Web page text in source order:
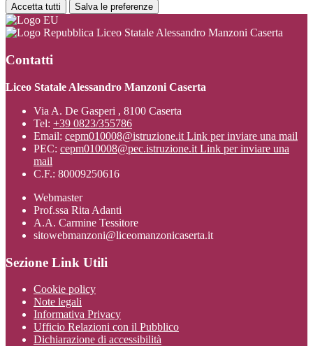
Accetta tutti Salva le preferenze
Liceo Statale Alessandro Manzoni Caserta
Contatti
Liceo Statale Alessandro Manzoni Caserta
Via A. De Gasperi , 8100 Caserta
Tel: +39 0823/355786
Email: cepm010008@istruzione.it Link per inviare una mail
PEC: cepm010008@pec.istruzione.it Link per inviare una
mail
C.F.: 80009250616
Webmaster
Prof.ssa Rita Adanti
A.A. Carmine Tessitore
sitowebmanzoni@liceomanzonicaserta.it
Sezione Link Utili
Cookie policy
Note legali
Informativa Privacy
Ufficio Relazioni con il Pubblico
Dichiarazione di accessibilità